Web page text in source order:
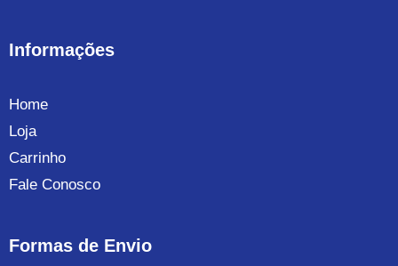
Informações
Home
Loja
Carrinho
Fale Conosco
Formas de Envio